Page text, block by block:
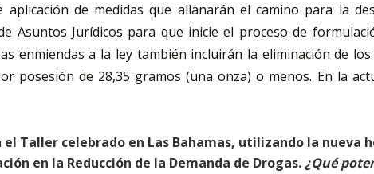
de medidas que allanarán el camino para la
Asuntos Jurídicos para que inicie el proceso de
enmiendas a la ley también incluirán la eliminación de
posesión de 28,35 gramos (una onza) o menos. En la
el Taller celebrado en Las Bahamas, utilizando la nueva
en la Reducción de la Demanda de Drogas.¿Qué